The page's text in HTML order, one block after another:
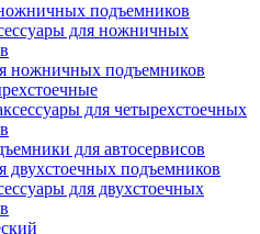
подъемников
для ножничных
ножничных подъемников
для четырехстоечных
для автосервисов
двухстоечных подъемников
для двухстоечных